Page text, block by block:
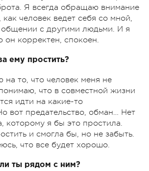
Я всегда обращаю внимание
как человек ведет себя со мной,
общении с другими людьми. И я
он корректен, спокоен.
ему простить?
на то, что человек меня не
что в совместной жизни
идти на какие-то
вот предательство, обман… Нет
которому я бы это простила.
и смогла бы, но не забыть.
что все будет хорошо.
ты рядом с ним?